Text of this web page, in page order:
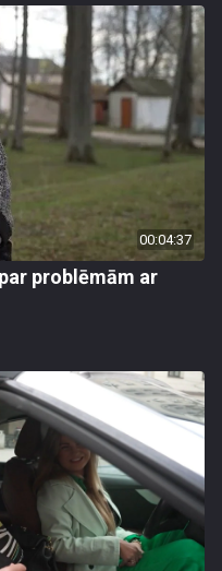
00:04:37
problēmām ar